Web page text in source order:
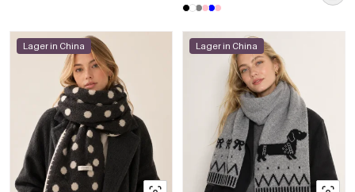
Lager in China Lager in China